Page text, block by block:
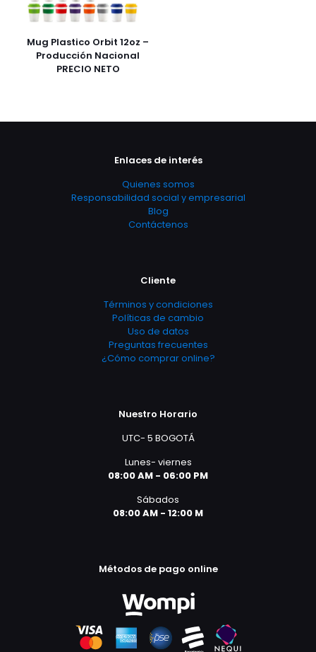
Mug Plastico Orbit 12oz –
Producción Nacional
PRECIO NETO
Enlaces de interés
Quienes somos
Responsabilidad social y empresarial
Blog
Contáctenos
Cliente
Términos y condiciones
Políticas de cambio
Uso de datos
Preguntas frecuentes
¿Cómo comprar online?
Nuestro Horario
UTC- 5 BOGOTÁ
Lunes- viernes
08:00 AM - 06:00 PM
Sábados
08:00 AM - 12:00 M
Métodos de pago online